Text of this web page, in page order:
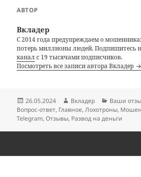
АВТОР
Вкладер
С 2014 года предупреждаем о
потерь миллионы людей. Подпишитесь
каналс 19 тысячами подписчиков.
Посмотреть все записи автора Вкладер
Опубликовано
26.05.2024 Автор
Вкладер Рубрики
Ваши
Вопрос-ответ, Главное,Лохотроны,
Telegram,Отзывы, Развод на деньги